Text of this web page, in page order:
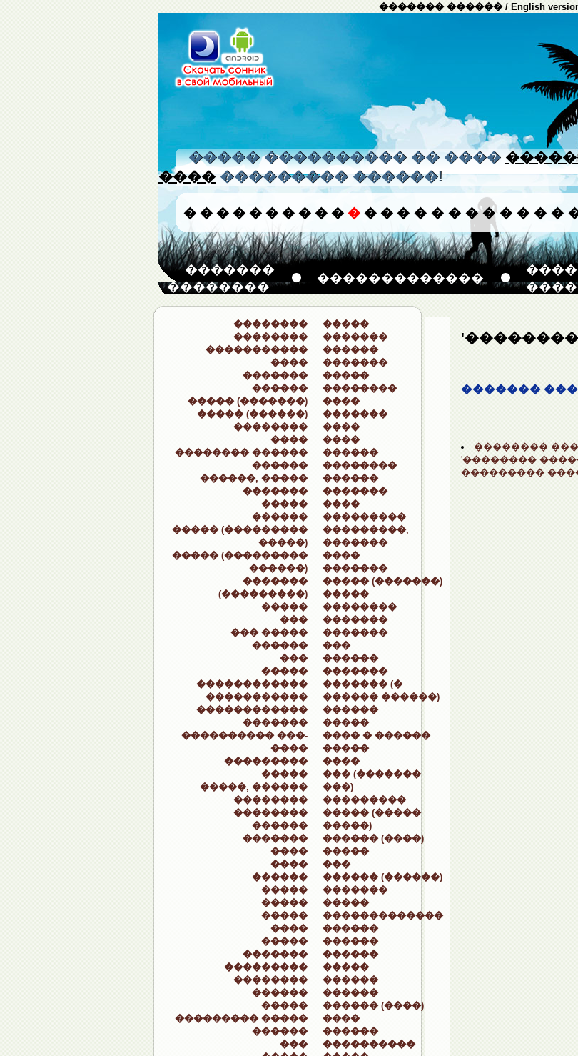
������� ������/ English
����� ���������� �� ����
���� ��������� ������!
� � � � � � � � � � � � � � � � � � � � � � �
�������
��������
�������������
��������
��������
�����������
����
�������
������
����� (�������)
����� (������)
��������
����
�������� ������
������
������, �����
�������
�����
������
����� (���������
�����)
����� (���������
������)
�������
(���������)
�����
���
��� �����
������
���
�����
������������
�����������
������������
�������
���������� ���-
����
���������
�����
�����, ������
��������
��������
������
�������
����
����
������
�����
�����
�����
����
�����
�������
���������
��������
������
�����
��������� �����
������
���
�����
�������
������
�������
�����
��������
����
�������
����
����
������
��������
������
�������
����
���������
���������,
�������
����
�������
����� (�������)
�����
��������
�������
�������
���
������
�������
������� (�
������ ������)
������
�����
���� � ������
�����
����
��� (�������
���)
���������
����� (�����
�����)
������ (����)
�����
���
������ (������)
�������
�����
�������������
������
������
������
�����
������
������
������ (����)
����
������
����������
�������
��������
'��������
���������